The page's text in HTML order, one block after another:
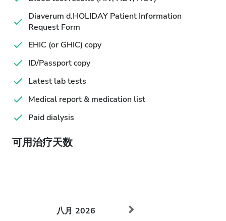
Diaverum d.HOLIDAY Patient Information
Request Form
EHIC (or GHIC) copy
ID/Passport copy
Latest lab tests
Medical report & medication list
Paid dialysis
可用治疗天数
八月 2026